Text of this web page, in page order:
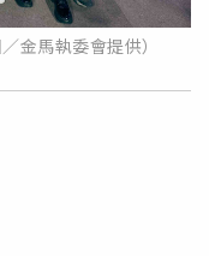
金馬執委會提供）